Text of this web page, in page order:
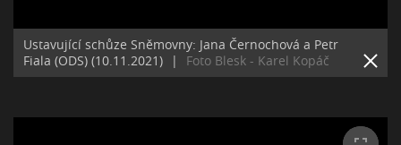
Ustavující schůze Sněmovny: Jana Černochová a Petr
Fiala (ODS) (10.11.2021)
| Foto Blesk - Karel Kopáč